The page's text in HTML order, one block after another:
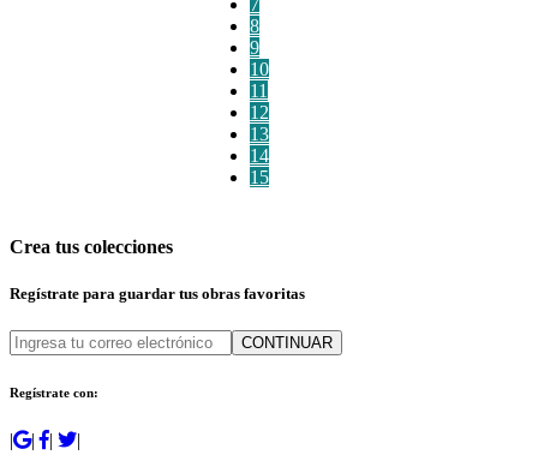
7
8
9
10
11
12
13
14
15
Crea tus colecciones
Regístrate para guardar tus obras favoritas
CONTINUAR
Regístrate con:
| | | |